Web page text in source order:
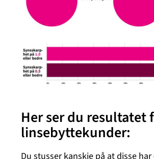
Her ser du resultatet
linsebyttekunder:
Du stusser kanskje på at disse